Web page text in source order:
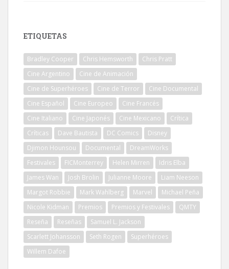
ETIQUETAS
Bradley Cooper Chris Hemsworth
Chris Pratt
Cine Argentino
Cine de Animación
Cine de Superhéroes
Cine de Terror
Cine Documental
Cine Español
Cine Europeo
Cine Francés
Cine Italiano
Cine Japonés Cine Mexicano
Crítica
Críticas
Dave Bautista DC Comics
Disney
Djimon Hounsou
Documental
DreamWorks
Festivales
FICMonterrey Helen Mirren
Idris Elba
James Wan
Josh Brolin Julianne Moore
Liam Neeson
Margot Robbie
Mark Wahlberg Marvel
Michael Peña
Nicole Kidman
Premios Premios y Festivales
QMTY
Reseña
Reseñas
Samuel L. Jackson
Scarlett Johansson
Seth Rogen
Superhéroes
Willem Dafoe